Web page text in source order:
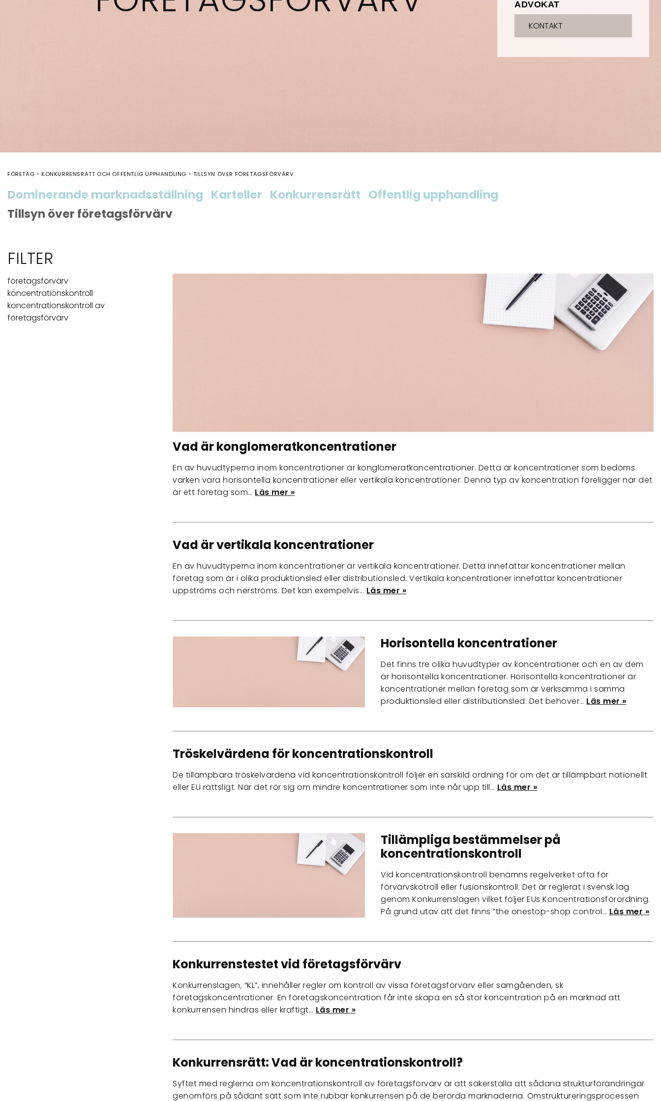
ADVOKAT
KONTAKT
FÖRETAG KONKURRENSRÄTT OCH OFFENTLIG UPPHANDLING TILLSYN ÖVER FÖRETAGSFÖRVÄRV
Dominerande marknadsställning Karteller Konkurrensrätt Offentlig upphandling
Tillsyn över företagsförvärv
FILTER
företagsförvärv
koncentrationskontroll
koncentrationskontroll av
företagsförvärv
Vad är konglomeratkoncentrationer
En av huvudtyperna inom koncentrationer är konglomeratkoncentrationer. Detta är koncentrationer som bedöms
varken vara horisontella koncentrationer eller vertikala koncentrationer. Denna typ av koncentration föreligger när det
är ett företag som… Läs mer »
Vad är vertikala koncentrationer
En av huvudtyperna inom koncentrationer är vertikala koncentrationer. Detta innefattar koncentrationer mellan
företag som är i olika produktionsled eller distributionsled. Vertikala koncentrationer innefattar koncentrationer
uppströms och nerströms. Det kan exempelvis… Läs mer »
Horisontella koncentrationer
Det finns tre olika huvudtyper av koncentrationer och en av dem
är horisontella koncentrationer. Horisontella koncentrationer är
koncentrationer mellan företag som är verksamma i samma
produktionsled eller distributionsled. Det behöver… Läs mer »
Tröskelvärdena för koncentrationskontroll
De tillämpbara tröskelvärdena vid koncentrationskontroll följer en särskild ordning för om det är tillämpbart nationellt
eller EU rättsligt. När det rör sig om mindre koncentrationer som inte når upp till… Läs mer »
Tillämpliga bestämmelser på
koncentrationskontroll
Vid koncentrationskontroll benämns regelverket ofta för
förvärvskotroll eller fusionskontroll. Det är reglerat i svensk lag
genom Konkurrenslagen vilket följer EUs Koncentrationsförordning.
På grund utav att det finns ”the onestop-shop control… Läs mer »
Konkurrenstestet vid företagsförvärv
Konkurrenslagen, “KL”, innehåller regler om kontroll av vissa företagsförvärv eller samgåenden, sk
företagskoncentrationer. En företagskoncentration får inte skapa en så stor koncentration på en marknad att
konkurrensen hindras eller kraftigt… Läs mer »
Konkurrensrätt: Vad är koncentrationskontroll?
Syftet med reglerna om koncentrationskontroll av företagsförvärv är att säkerställa att sådana strukturförändringar
genomförs på sådant sätt som inte rubbar konkurrensen på de berörda marknaderna. Omstruktureringsprocessen